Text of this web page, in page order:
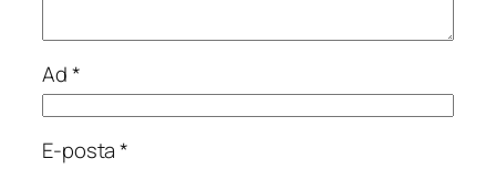
Ad*
E-posta*